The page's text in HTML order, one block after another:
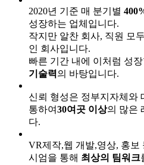
2020년 기준 매 분기별
성장하는 업체입니다.
작지만 알찬 회사, 직원 모
인 회사입니다.
빠른 기간 내에 이처럼 성
기술력의 바탕입니다.
신뢰 형성은 정부지자체와
통하여30여곳 이상의 많은
다.
VR제작,웹 개발,영상, 홍보
시엄을 통해 최상의 팀워크